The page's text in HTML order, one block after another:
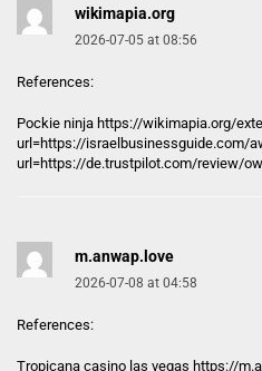
wikimapia.org
2026-07-05 at 08:56
References:
Pockie ninja https://wikimapia.org/
url=https://israelbusinessguide.com/
url=https://de.trustpilot.com/review/
m.anwap.love
2026-07-08 at 04:58
References:
Tropicana casino las vegas https://